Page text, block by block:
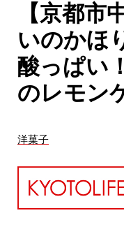
ABOUT US
Instagram
チケットプレ
MAIN
【京都市
いのかほ
酸っぱい
のレモン
洋菓子